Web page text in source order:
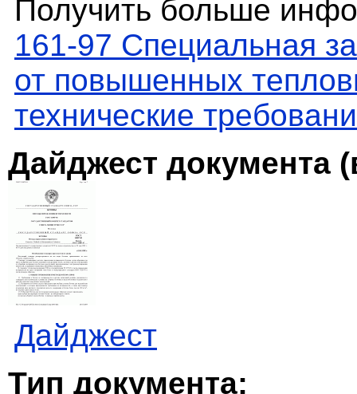
Получить больше
161-97 Специальная
от повышенных
технические
Дайджест документа
Дайджест
Тип документа: